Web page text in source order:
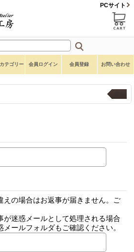
PCサイト
テゴリー 会員ログイン 会員登録 お問い合わせ
えの場合はお返事が届きません。ご
が迷惑メールとして処理される場合
ールフォルダもご確認ください。